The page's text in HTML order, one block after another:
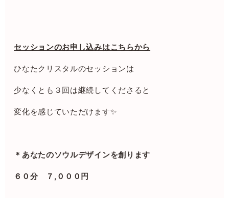
セッションのお申し込みはこちらから
ひなたクリスタルのセッションは
少なくとも３回は継続してくださると
変化を感じていただけます✨
＊あなたのソウルデザインを創ります
６０分 ７,０００円